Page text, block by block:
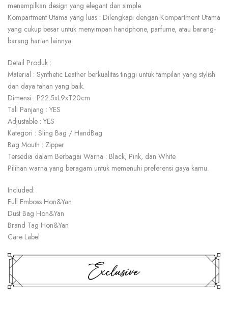
menampilkan design yang elegant dan simple.
Kompartment Utama yang luas : Dilengkapi dengan Kompartment Utama
yang cukup besar untuk menyimpan handphone, parfume, atau barang-
barang harian lainnya.
Detail Produk :
Material : Synthetic Leather berkualitas tinggi untuk tampilan yang stylish
dan daya tahan yang baik.
Dimensi : P22.5xL9xT20cm
Tali Panjang : YES
Adjustable : YES
Kategori : Sling Bag / HandBag
Bag Mouth : Zipper
Tersedia dalam Berbagai Warna : Black, Pink, dan White
Pilihan warna yang beragam untuk memenuhi preferensi gaya kamu.
Included:
Full Emboss Hon&Yan
Dust Bag Hon&Yan
Brand Tag Hon&Yan
Care Label